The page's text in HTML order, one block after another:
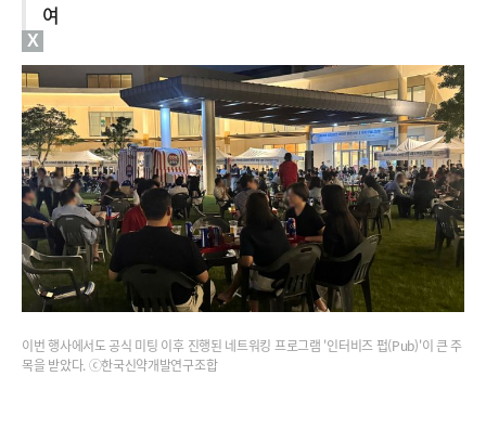
여
이번 행사에서도 공식 미팅 이후 진행된 네트워킹 프로그램 '인터비즈 펍(Pub)'이 큰 주
목을 받았다. ⓒ한국신약개발연구조합
X